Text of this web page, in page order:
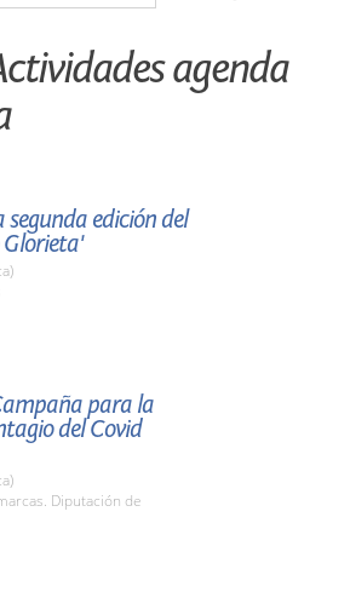
agenda
segunda edición del
Glorieta'
para la
del Covid
Diputación de